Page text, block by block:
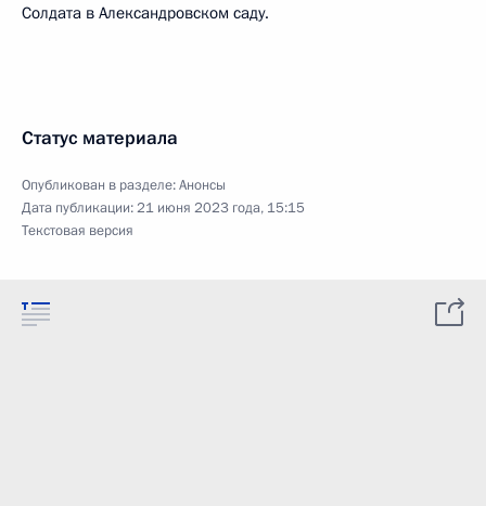
Солдата в Александровском саду.
Статус материала
Опубликован в разделе:Анонсы
Дата публикации:21 июня 2023 года, 15:15
Текстовая версия